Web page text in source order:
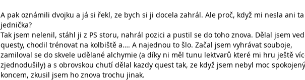
A pak oznámili dvojku a já si řekl, ze bych si ji docela zahrál. Ale proč, když mi nesla ani ta
jednička?
Tak jsem nelenil, stáhl ji z PS storu, nahrál pozici a pustil se do toho znova. Dělal jsem
questy, chodil trénovat na kolbiště a…. A najednou to šlo. Začal jsem vyhrávat souboje,
zamiloval se do skvele udělané alchymie (a díky ni měl tunu lektvarů které mi hru ještě
zjednodušily) a s obrovskou chutí dělal kazdy quest tak, ze když jsem nebyl moc
koncem, zkusil jsem ho znova trochu jinak.